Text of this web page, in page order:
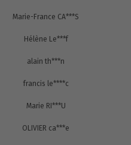
Marie-France CA***S
Hélène Le***f
alain th***n
francis le****c
Marie RI***U
OLIVIER ca***e